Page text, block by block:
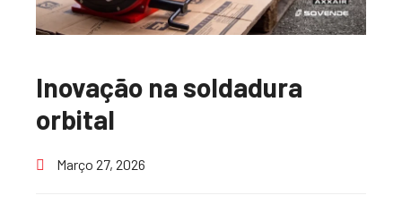
Inovação na soldadura
orbital
Março 27, 2026